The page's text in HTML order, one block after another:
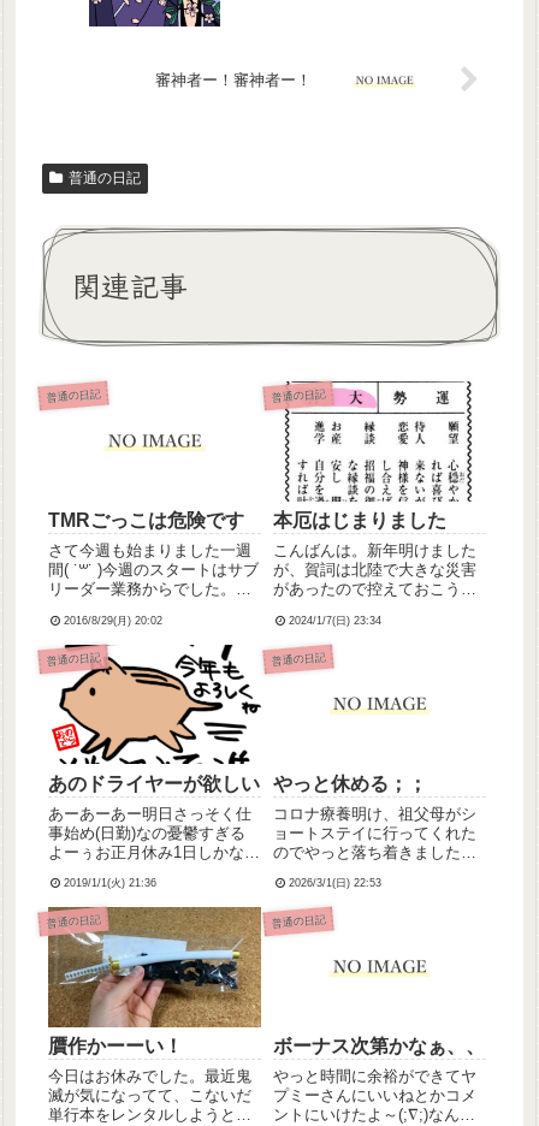
審神者ー！審神者ー！
普通の日記
関連記事
普通の日記
TMRごっこは危険です
さて今週も始まりました一週
間( ˙꒳​˙ )今週のスタートはサブ
リーダー業務からでした。バ
しい方が余計なこと考えずに
仕事に集中できている気がす
るので、それはそれでいいの
かも。今日いろいろ動いてみ
て改めて思ったけど、...
2016/8/29(月) 20:02
普通の日記
本厄はじまりました
こんばんは。新年明けました
が、賀詞は北陸で大きな災害
があったので控えておこうと
害が拡大しませんよう
に……。今年の元日は天赦日
かつ一粒万倍日とのことだっ
た。おみくじ引いたらなかな
2024/1/7(日) 23:34
普通の日記
あのドライヤーが欲しい
あーあーあー明日さっそく仕
事始め(日勤)なの憂鬱すぎる
よーぅお正月休み1日しかなか
੭˙꒳ ˙)੭T.M.Revolutionのドラ
イヤーが欲しいなって思っ
て。今使ってるドライヤー、
叔母からのおさがりで、下手
した...
2019/1/1(火) 21:36
普通の日記
やっと休める；；
コロナ療養明け、祖父母がシ
ョートステイに行ってくれた
のでやっと落ち着きましたも
れはそうと、実は今日で今の
職場に入職して丸2年経ったこ
とになりました💡これから3年
りたいと思ってます！確か1...
2026/3/1(日) 22:53
普通の日記
贋作かーーい！
今日はお休みでした。最近鬼
滅が気になってて、こないだ
単行本をレンタルしようと思
普通の日記
ボーナス次第かなぁ、、
やっと時間に余裕ができてヤ
プミーさんにいいねとかコメ
ントにいけたよ～(;∇;)なんか